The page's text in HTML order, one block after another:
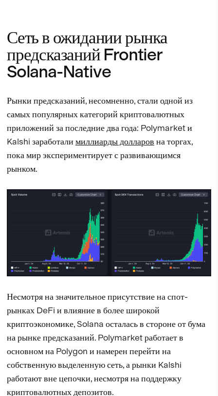
Сеть в ожидании рынка
предсказаний Frontier
Solana-Native
Рынки предсказаний, несомненно, стали одной из
самых популярных категорий криптовалютных
приложений за последние два года: Polymarket и
Kalshi заработали миллиарды долларов на торгах,
пока мир экспериментирует с развивающимся
рынком.
Несмотря на значительное присутствие на спот-
рынках DeFi и влияние в более широкой
криптоэкономике, Solana осталась в стороне от бума
на рынке предсказаний. Polymarket работает в
основном на Polygon и намерен перейти на
собственную выделенную сеть, а рынки Kalshi
работают вне цепочки, несмотря на поддержку
криптовалютных депозитов.